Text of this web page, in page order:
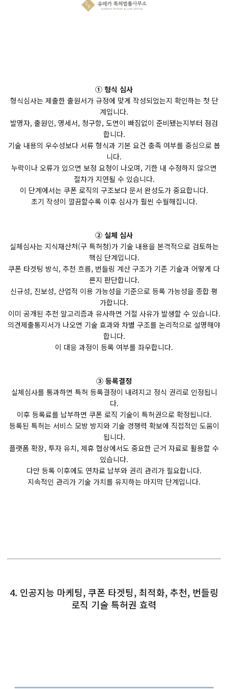
① 형식 심사
형식심사는 제출한 출원서가 규정에 맞게 작성되었는지 확인하는 첫 단
계입니다.
발명자, 출원인, 명세서, 청구항, 도면이 빠짐없이 준비됐는지부터 점검
합니다.
기술 내용의 우수성보다 서류 형식과 기본 요건 충족 여부를 중심으로 봅
니다.
누락이나 오류가 있으면 보정 요청이 나오며, 기한 내 수정하지 않으면
절차가 지연될 수 있습니다.
이 단계에서는 쿠폰 로직의 구조보다 문서 완성도가 중요합니다.
초기 작성이 깔끔할수록 이후 심사가 훨씬 수월해집니다.
② 실체 심사
실체심사는 지식재산처(구 특허청)가 기술 내용을 본격적으로 검토하는
핵심 단계입니다.
쿠폰 타겟팅 방식, 추천 흐름, 번들링 계산 구조가 기존 기술과 어떻게 다
른지 판단합니다.
신규성, 진보성, 산업적 이용 가능성을 기준으로 등록 가능성을 종합 평
가합니다.
이미 공개된 추천 알고리즘과 유사하면 거절 사유가 발생할 수 있습니다.
의견제출통지서가 나오면 기술 효과와 차별 구조를 논리적으로 설명해야
합니다.
이 대응 과정이 등록 여부를 좌우합니다.
③ 등록결정
실체심사를 통과하면 특허 등록결정이 내려지고 정식 권리로 인정됩니
다.
이후 등록료를 납부하면 쿠폰 로직 기술이 특허권으로 확정됩니다.
등록된 특허는 서비스 모방 방지와 기술 경쟁력 확보에 직접적인 도움이
됩니다.
플랫폼 확장, 투자 유치, 제휴 협상에서도 중요한 근거 자료로 활용할 수
있습니다.
다만 등록 이후에도 연차료 납부와 권리 관리가 필요합니다.
지속적인 관리가 기술 가치를 유지하는 마지막 단계입니다.
4. 인공지능 마케팅, 쿠폰 타겟팅, 최적화, 추천, 번들링
로직 기술 특허권 효력